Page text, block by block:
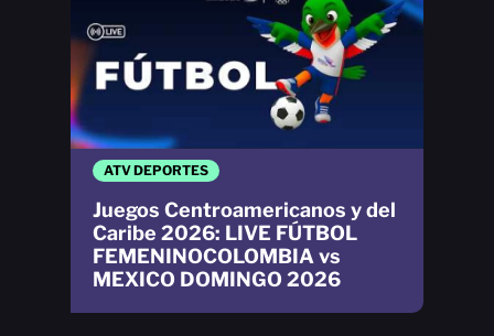
ATV DEPORTES
Juegos Centroamericanos y del
Caribe 2026: LIVE FÚTBOL
FEMENINOCOLOMBIA vs
MEXICO DOMINGO 2026